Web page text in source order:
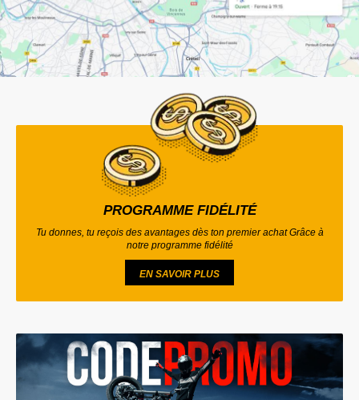
PROGRAMME FIDÉLITÉ
Tu donnes, tu reçois des avantages dès ton premier achat Grâce à
notre programme fidélité
EN SAVOIR PLUS